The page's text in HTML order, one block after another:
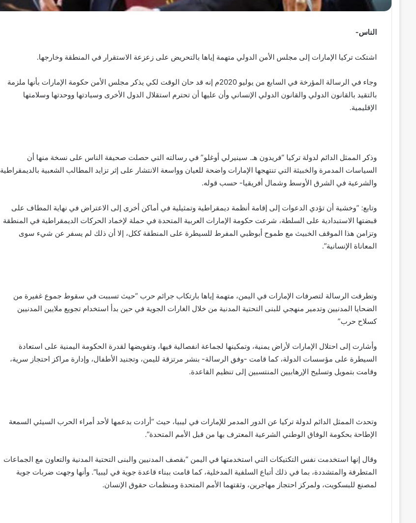
الناس-
اشتكت تركيا الإمارات إلى مجلس الأمن الدولي متهمة إياها بالتحريض على زعزعة الاستقرار في المنطقة وخارجها.
وجاء في الرسالة المؤرخة في السابع من يوليو 2020م إنه قد حان الوقت لكي يذكر مجلس الأمن حكومة الإمارات بأنها ملزمة
بالتقيد بالقانون الدولي والقانون الدولي الإنساني وأن عليها أن تحترم استقلال الدول الأخرى وسيادتها ووحدتها وسلامتها
الإقليمية.
وذكر الممثل الدائم لدولة تركيا “فريدون هـ. سينيرلي أوغلو” في رسالته التي حصلت صحيفة الناس على نسخة منها أن
السياسات المدمرة والخبيثة التي تنتهجها الإمارات واضحة للعيان وواسعة الانتشار على إثر تزايد المطالب الشعبية بالديمقراطية
والشرعية في الشرق الأوسط وشمال أفريقيا- حسب قوله.
وتابع: “وخشية أن تؤدي الدعوات إلى إقامة أنظمة ديمقراطية وتمثيلية في أماكن أخرى إلى الاعتراض في نهاية المطاف على
قبضتها الاستبدادية على السلطة، شرعت حكومة الإمارات العربية المتحدة في حملة لإخماد الحركات الديمقراطية في المنطقة
وتزامن هذا الموقف الخبيث مع طموح أبوظبي المفرط للسيطرة على المنطقة ككل، إلا أن ذلك لم يسفر عن شيء سوى
المعاناة الإنسانية”.
وتطرقت الرسالة لتصرفات الإمارات في اليمن، متهمة إياها بارتكاب جرائم حرب “حيث تسببت في سقوط جموع غفيرة من
الضحايا المدنيين وتدمير منهجي للبنى التحتية المدنية من خلال الغارات الجوية في حين بدأ استخدام تجويع ملايين المدنيين
كسلاح حرب”
وأشارت إلى احتلال الإمارات لأراض يمنية، وتمكينها لجماعة انفصالية فيها، وتقويضها لقدرة الحكومة اليمنية على استعادة
السيطرة على مؤسسات الدولة، كما قامت -وفق الرسالة- بنشر مرتزقة لليمن، وتجنيد الأطفال، وإدارة مراكز احتجاز سرية،
وقامت بتمويل وتسليح الإرهابيين المنتسبين إلى تنظيم القاعدة.
وتحدث الممثل الدائم لدولة تركيا عن الدور المدمر للإمارات في ليبيا، حيث “أرادت بدعمها لأحد أمراء الحرب السيئي السمعة
الإطاحة بحكومة الوفاق الوطني الشرعية المعترف بها من قبل الأمم المتحدة”.
وقال إنها استخدمت نفس التكتيكات التي استخدمتها في اليمن “بقصف المدنيين والبنى التحتية المدنية والتعاون مع الجماعات
المتطرفة والمتشددة، بما في ذلك أتباع السلفية المدخلية، كما قامت ببناء قاعدة جوية في ليبيا”. وأنها وجهت ضربات جوية
لمصنع للبسكويت، ولمركز احتجاز مهاجرين، وثقتهما الأمم المتحدة ومنظمات حقوق الإنسان.